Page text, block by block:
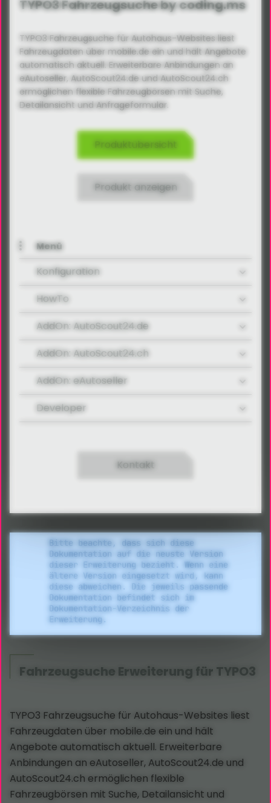
Bitte beachte, dass sich diese
Dokumentation auf die neuste Version
dieser Erweiterung bezieht. Wenn eine
ältere Version eingesetzt wird, kann
diese abweichen. Die jeweils passende
Dokumentation befindet sich im
Dokumentation-Verzeichnis der
Erweiterung.
Fahrzeugsuche Erweiterung für TYPO3
TYPO3 Fahrzeugsuche für Autohaus-Websites liest
Fahrzeugdaten über mobile.de ein und hält
Angebote automatisch aktuell. Erweiterbare
Anbindungen an eAutoseller, AutoScout24.de und
AutoScout24.ch ermöglichen flexible
Fahrzeugbörsen mit Suche, Detailansicht und
TYPO3 Fahrzeugsuche by coding.ms
TYPO3 Fahrzeugsuche für Autohaus-Websites liest
Fahrzeugdaten über mobile.de ein und hält Angebote
automatisch aktuell. Erweiterbare Anbindungen an
eAutoseller, AutoScout24.de und AutoScout24.ch
ermöglichen flexible Fahrzeugbörsen mit Suche,
Detailansicht und Anfrageformular.
Produktübersicht
Produkt anzeigen
Menü
Konfiguration
HowTo
AddOn: AutoScout24.de
AddOn: AutoScout24.ch
AddOn: eAutoseller
Developer
Kontakt